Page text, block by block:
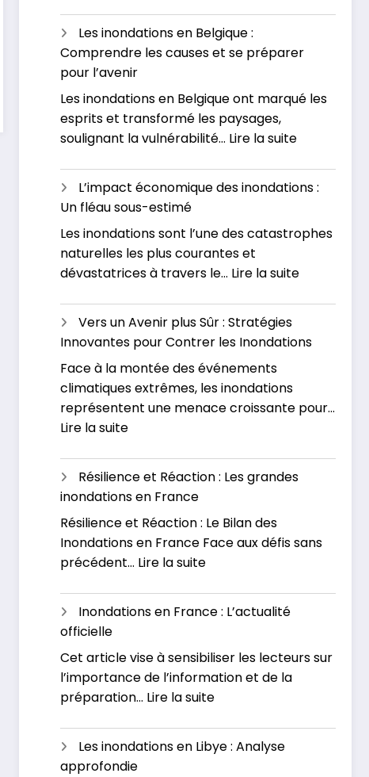
nous
à
augmentation
des
inondations
nos
Les inondations en Belgique :
Comprendre les causes et se préparer
pour l’avenir
Les inondations en Belgique ont marqué les
esprits et transformé les paysages,
soulignant la vulnérabilité… Lire la suite:
en
:
les
se
L’impact économique des inondations :
Un fléau sous-estimé
Les inondations sont l’une des catastrophes
naturelles les plus courantes et
dévastatrices à travers le… Lire la suite:
fléau
Vers un Avenir plus Sûr : Stratégies
Innovantes pour Contrer les Inondations
Face à la montée des événements
climatiques extrêmes, les inondations
représentent une menace croissante pour…
Lire la suite:
Avenir
plus
Sûr
:
Stratégies
pour
Inondations
Résilience et Réaction : Les grandes
inondations en France
Résilience et Réaction : Le Bilan des
Inondations en France Face aux défis sans
précédent… Lire la suite:
Réaction
Les
grandes
inondations
France
Inondations en France : L’actualité
officielle
Cet article vise à sensibiliser les lecteurs sur
l’importance de l’information et de la
préparation… Lire la suite:
France
Les inondations en Libye : Analyse
approfondie